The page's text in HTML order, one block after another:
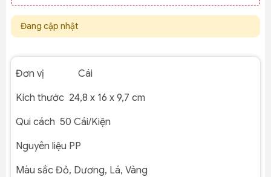
Đang cập nhật
Đơn vị Cái
Kích thước 24,8 x 16 x 9,7 cm
Qui cách 50 Cái/Kiện
Nguyên liệu PP
Màu sắc Đỏ, Dương, Lá, Vàng